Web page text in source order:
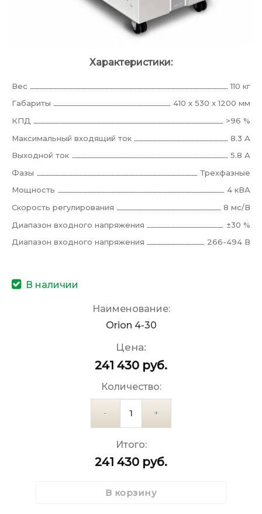
Характеристики:
Вес
110 кг
Габариты
410 x 530 x 1200 мм
КПД
>96 %
Максимальный входящий ток
8.3 А
Выходной ток
5.8 А
Фазы
Трехфазные
Мощность
4 кВА
Скорость регулирования
8 мс/В
Диапазон входного напряжения
±30 %
Диапазон входного напряжения
266-494 В
В наличии
Наименование:
Orion 4-30
Цена:
241 430 руб.
Количество:
Итого:
241 430 руб.
В корзину